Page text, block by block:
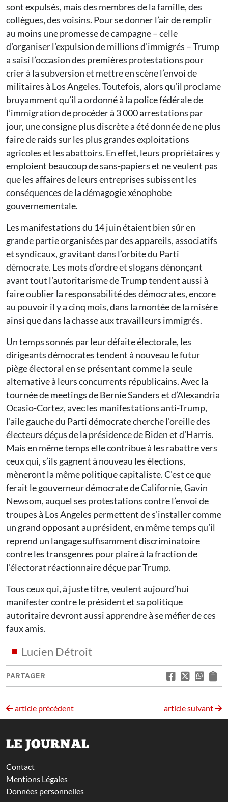
sont expulsés, mais des membres de la famille, des
collègues, des voisins. Pour se donner l’air de remplir
au moins une promesse de campagne – celle
d’organiser l’expulsion de millions d’immigrés – Trump
a saisi l’occasion des premières protestations pour
crier à la subversion et mettre en scène l’envoi de
militaires à Los Angeles. Toutefois, alors qu’il proclame
bruyamment qu’il a ordonné à la police fédérale de
l’immigration de procéder à 3 000 arrestations par
jour, une consigne plus discrète a été donnée de ne plus
faire de raids sur les plus grandes exploitations
agricoles et les abattoirs. En effet, leurs propriétaires y
emploient beaucoup de sans-papiers et ne veulent pas
que les affaires de leurs entreprises subissent les
conséquences de la démagogie xénophobe
gouvernementale.
Les manifestations du 14 juin étaient bien sûr en
grande partie organisées par des appareils, associatifs
et syndicaux, gravitant dans l’orbite du Parti
démocrate. Les mots d’ordre et slogans dénonçant
avant tout l’autoritarisme de Trump tendent aussi à
faire oublier la responsabilité des démocrates, encore
au pouvoir il y a cinq mois, dans la montée de la misère
ainsi que dans la chasse aux travailleurs immigrés.
Un temps sonnés par leur défaite électorale, les
dirigeants démocrates tendent à nouveau le futur
piège électoral en se présentant comme la seule
alternative à leurs concurrents républicains. Avec la
tournée de meetings de Bernie Sanders et d’Alexandria
Ocasio-Cortez, avec les manifestations anti-Trump,
l’aile gauche du Parti démocrate cherche l’oreille des
électeurs déçus de la présidence de Biden et d’Harris.
Mais en même temps elle contribue à les rabattre vers
ceux qui, s’ils gagnent à nouveau les élections,
mèneront la même politique capitaliste. C’est ce que
ferait le gouverneur démocrate de Californie, Gavin
Newsom, auquel ses protestations contre l’envoi de
troupes à Los Angeles permettent de s’installer comme
un grand opposant au président, en même temps qu’il
reprend un langage suffisamment discriminatoire
contre les transgenres pour plaire à la fraction de
l’électorat réactionnaire déçue par Trump.
Tous ceux qui, à juste titre, veulent aujourd’hui
manifester contre le président et sa politique
autoritaire devront aussi apprendre à se méfier de ces
faux amis.
Lucien Détroit
PARTAGER
article précédent article suivant
LE JOURNAL
Contact
Mentions Légales
Données personnelles